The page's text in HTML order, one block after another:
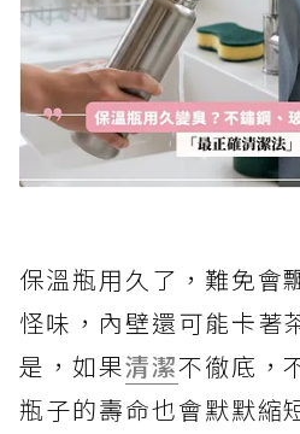
保溫瓶用久了，難免會
怪味，內壁還可能卡著
是，如果清潔不徹底，
瓶子的壽命也會默默縮